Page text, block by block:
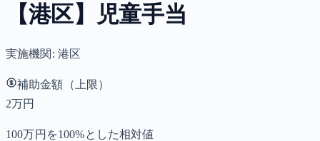
【港区】児童手当
実施機関: 港区
補助金額（上限）
2万円
100万円を100%とした相対値